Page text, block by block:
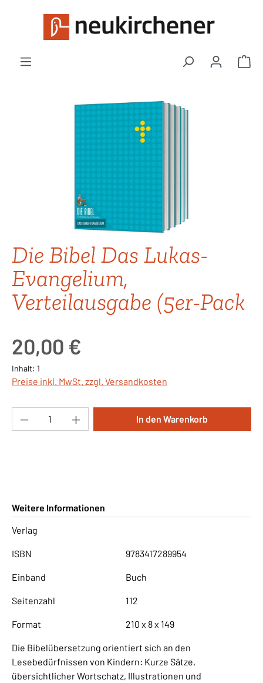
Zum Hauptinhalt springen
Bildergalerie überspringen
Die Bibel Das Lukas-
Evangelium,
Verteilausgabe (5er-Pack
20,00 €
Inhalt: 1
Preise inkl. MwSt. zzgl. Versandkosten
Produkt Anzahl: Gib den gewünschten
In den Warenkorb
Weitere Informationen
Verlag
ISBN 9783417289954
Einband Buch
Seitenzahl 112
Format 210 x 8 x 149
Die Bibelübersetzung orientiert sich an den
Lesebedürfnissen von Kindern: Kurze Sätze,
übersichtlicher Wortschatz, Illustrationen und